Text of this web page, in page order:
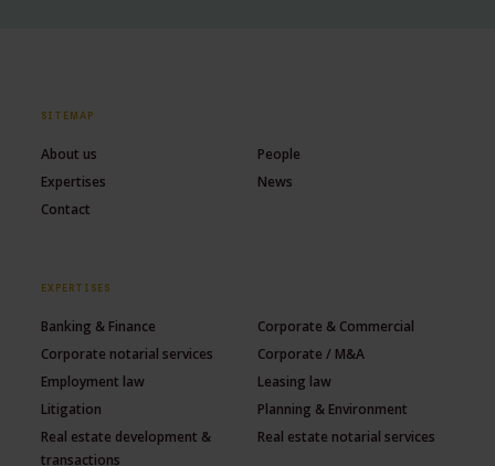
SITEMAP
About us
People
Expertises
News
Contact
EXPERTISES
Banking & Finance
Corporate & Commercial
Corporate notarial services
Corporate / M&A
Employment law
Leasing law
Litigation
Planning & Environment
Real estate development &
transactions
Real estate notarial services